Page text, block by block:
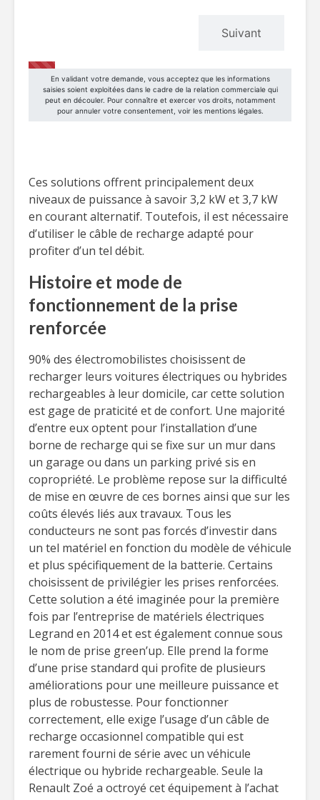
Ces solutions offrent principalement deux
niveaux de puissance à savoir 3,2 kW et 3,7 kW
en courant alternatif. Toutefois, il est nécessaire
d’utiliser le câble de recharge adapté pour
profiter d’un tel débit.
Histoire et mode de
fonctionnement de la prise
renforcée
90% des électromobilistes choisissent de
recharger leurs voitures électriques ou hybrides
rechargeables à leur domicile, car cette solution
est gage de praticité et de confort. Une majorité
d’entre eux optent pour l’installation d’une
borne de recharge qui se fixe sur un mur dans
un garage ou dans un parking privé sis en
copropriété. Le problème repose sur la difficulté
de mise en œuvre de ces bornes ainsi que sur les
coûts élevés liés aux travaux. Tous les
conducteurs ne sont pas forcés d’investir dans
un tel matériel en fonction du modèle de véhicule
et plus spécifiquement de la batterie. Certains
choisissent de privilégier les prises renforcées.
Cette solution a été imaginée pour la première
fois par l’entreprise de matériels électriques
Legrand en 2014 et est également connue sous
le nom de prise green’up. Elle prend la forme
d’une prise standard qui profite de plusieurs
améliorations pour une meilleure puissance et
plus de robustesse. Pour fonctionner
correctement, elle exige l’usage d’un câble de
recharge occasionnel compatible qui est
rarement fourni de série avec un véhicule
électrique ou hybride rechargeable. Seule la
Renault Zoé a octroyé cet équipement à l’achat